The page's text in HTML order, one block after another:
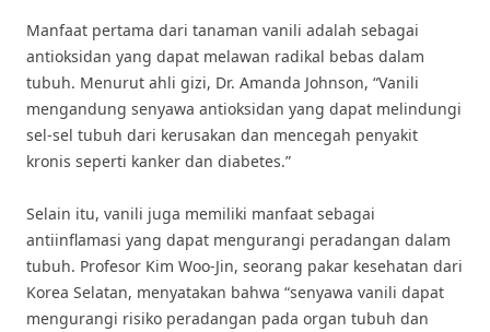
Manfaat pertama dari tanaman vanili adalah sebagai
antioksidan yang dapat melawan radikal bebas dalam
tubuh. Menurut ahli gizi, Dr. Amanda Johnson, “Vanili
mengandung senyawa antioksidan yang dapat melindungi
sel-sel tubuh dari kerusakan dan mencegah penyakit
kronis seperti kanker dan diabetes.”
Selain itu, vanili juga memiliki manfaat sebagai
antiinflamasi yang dapat mengurangi peradangan dalam
tubuh. Profesor Kim Woo-Jin, seorang pakar kesehatan dari
Korea Selatan, menyatakan bahwa “senyawa vanili dapat
mengurangi risiko peradangan pada organ tubuh dan